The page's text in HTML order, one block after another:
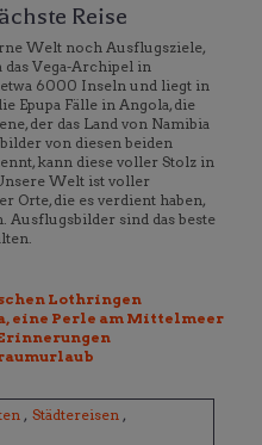
Reise
Welt noch Ausflugsziele,
das Vega-Archipel in
6000 Inseln und liegt in
Epupa Fälle in Angola, die
der das Land von Namibia
von diesen beiden
kann diese voller Stolz in
Welt ist voller
Orte, die es verdient haben,
Ausflugsbilder sind das beste
Lothringen
eine Perle am Mittelmeer
, Städtereisen ,